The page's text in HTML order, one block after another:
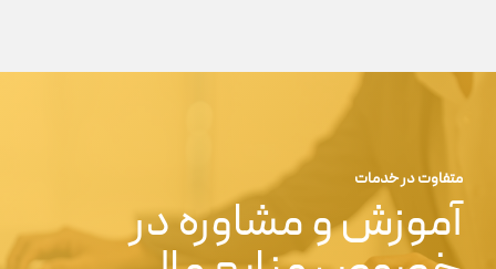
متفاوت در خدمات
آموزش و مشاوره در